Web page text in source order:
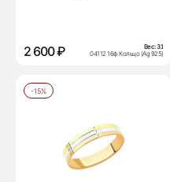
2 600 ₽ Вес:3.1
04112 16ф Кольцо (Ag 925)
-15%